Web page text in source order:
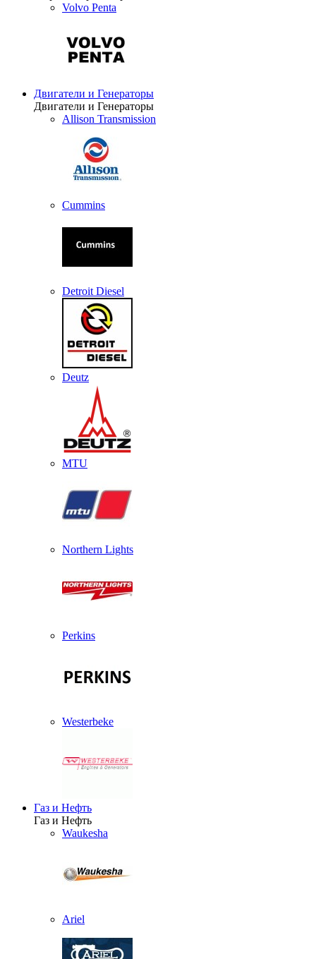
Volvo Penta
Двигатели и Генераторы
Двигатели и Генераторы
Allison Transmission
Cummins
Detroit Diesel
Deutz
MTU
Northern Lights
Perkins
Westerbeke
Газ и Нефть
Газ и Нефть
Waukesha
Ariel